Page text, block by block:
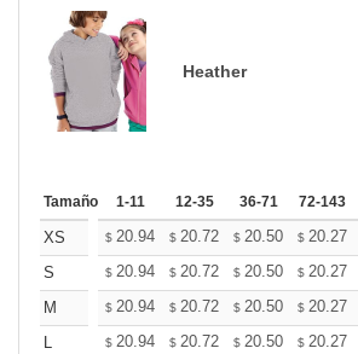
Heather
Tamaño 1-11 12-35 36-71 72-143
XS $ 20.94 $ 20.72 $ 20.50 $ 20.27
S
$ 20.94 $ 20.72 $ 20.50 $ 20.27
M
$ 20.94 $ 20.72 $ 20.50 $ 20.27
L
$ 20.94 $ 20.72 $ 20.50 $ 20.27